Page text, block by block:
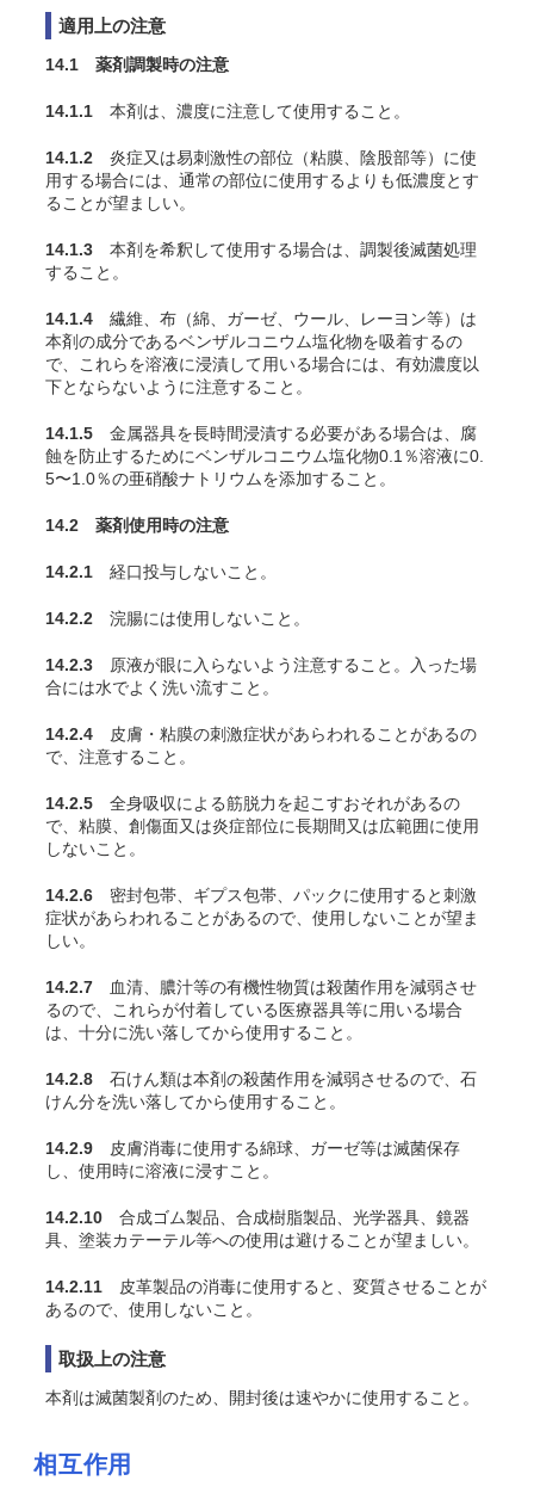
適用上の注意
14.1 薬剤調製時の注意
14.1.1 本剤は、濃度に注意して使用すること。
14.1.2 炎症又は易刺激性の部位（粘膜、陰股部等）に使
用する場合には、通常の部位に使用するよりも低濃度とす
ることが望ましい。
14.1.3 本剤を希釈して使用する場合は、調製後滅菌処理
すること。
14.1.4 繊維、布（綿、ガーゼ、ウール、レーヨン等）は
本剤の成分であるベンザルコニウム塩化物を吸着するの
で、これらを溶液に浸漬して用いる場合には、有効濃度以
下とならないように注意すること。
14.1.5 金属器具を長時間浸漬する必要がある場合は、腐
蝕を防止するためにベンザルコニウム塩化物0.1％溶液に0.
5〜1.0％の亜硝酸ナトリウムを添加すること。
14.2 薬剤使用時の注意
14.2.1 経口投与しないこと。
14.2.2 浣腸には使用しないこと。
14.2.3 原液が眼に入らないよう注意すること。入った場
合には水でよく洗い流すこと。
14.2.4 皮膚・粘膜の刺激症状があらわれることがあるの
で、注意すること。
14.2.5 全身吸収による筋脱力を起こすおそれがあるの
で、粘膜、創傷面又は炎症部位に長期間又は広範囲に使用
しないこと。
14.2.6 密封包帯、ギプス包帯、パックに使用すると刺激
症状があらわれることがあるので、使用しないことが望ま
しい。
14.2.7 血清、膿汁等の有機性物質は殺菌作用を減弱させ
るので、これらが付着している医療器具等に用いる場合
は、十分に洗い落してから使用すること。
14.2.8 石けん類は本剤の殺菌作用を減弱させるので、石
けん分を洗い落してから使用すること。
14.2.9 皮膚消毒に使用する綿球、ガーゼ等は滅菌保存
し、使用時に溶液に浸すこと。
14.2.10 合成ゴム製品、合成樹脂製品、光学器具、鏡器
具、塗装カテーテル等への使用は避けることが望ましい。
14.2.11 皮革製品の消毒に使用すると、変質させることが
あるので、使用しないこと。
取扱上の注意
本剤は滅菌製剤のため、開封後は速やかに使用すること。
相互作用